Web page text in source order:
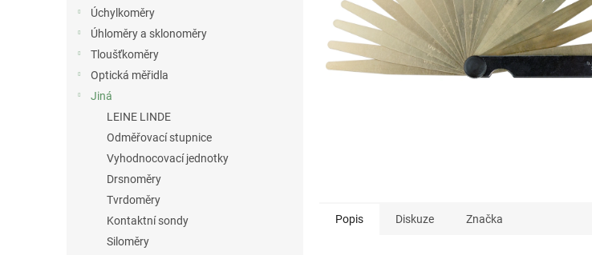
Úchylkoměry
Úhloměry a sklonoměry
Tloušťkoměry
Optická měřidla
Jiná
LEINE LINDE
Odměřovací stupnice
Vyhodnocovací jednotky
Drsnoměry
Tvrdoměry
Kontaktní sondy
Siloměry
Popis Diskuze Značka